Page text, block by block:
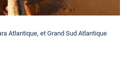
Atlantique, et Grand Sud Atlantique